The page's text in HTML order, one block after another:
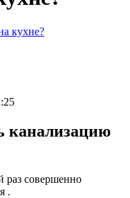
кухне?
канализацию
совершенно
.